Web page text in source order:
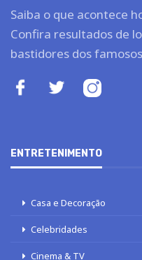
Saiba o que acontece
Confira resultados de
bastidores dos
ENTRETENIMENTO
Casa e Decoração
Celebridades
Cinema & TV